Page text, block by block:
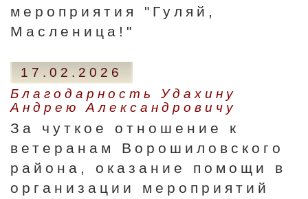
мероприятия "Гуляй,
Масленица!"
17.02.2026
Благодарность Удахину
Андрею Александровичу
За чуткое отношение к
ветеранам Ворошиловского
района, оказание помощи в
организации мероприятий